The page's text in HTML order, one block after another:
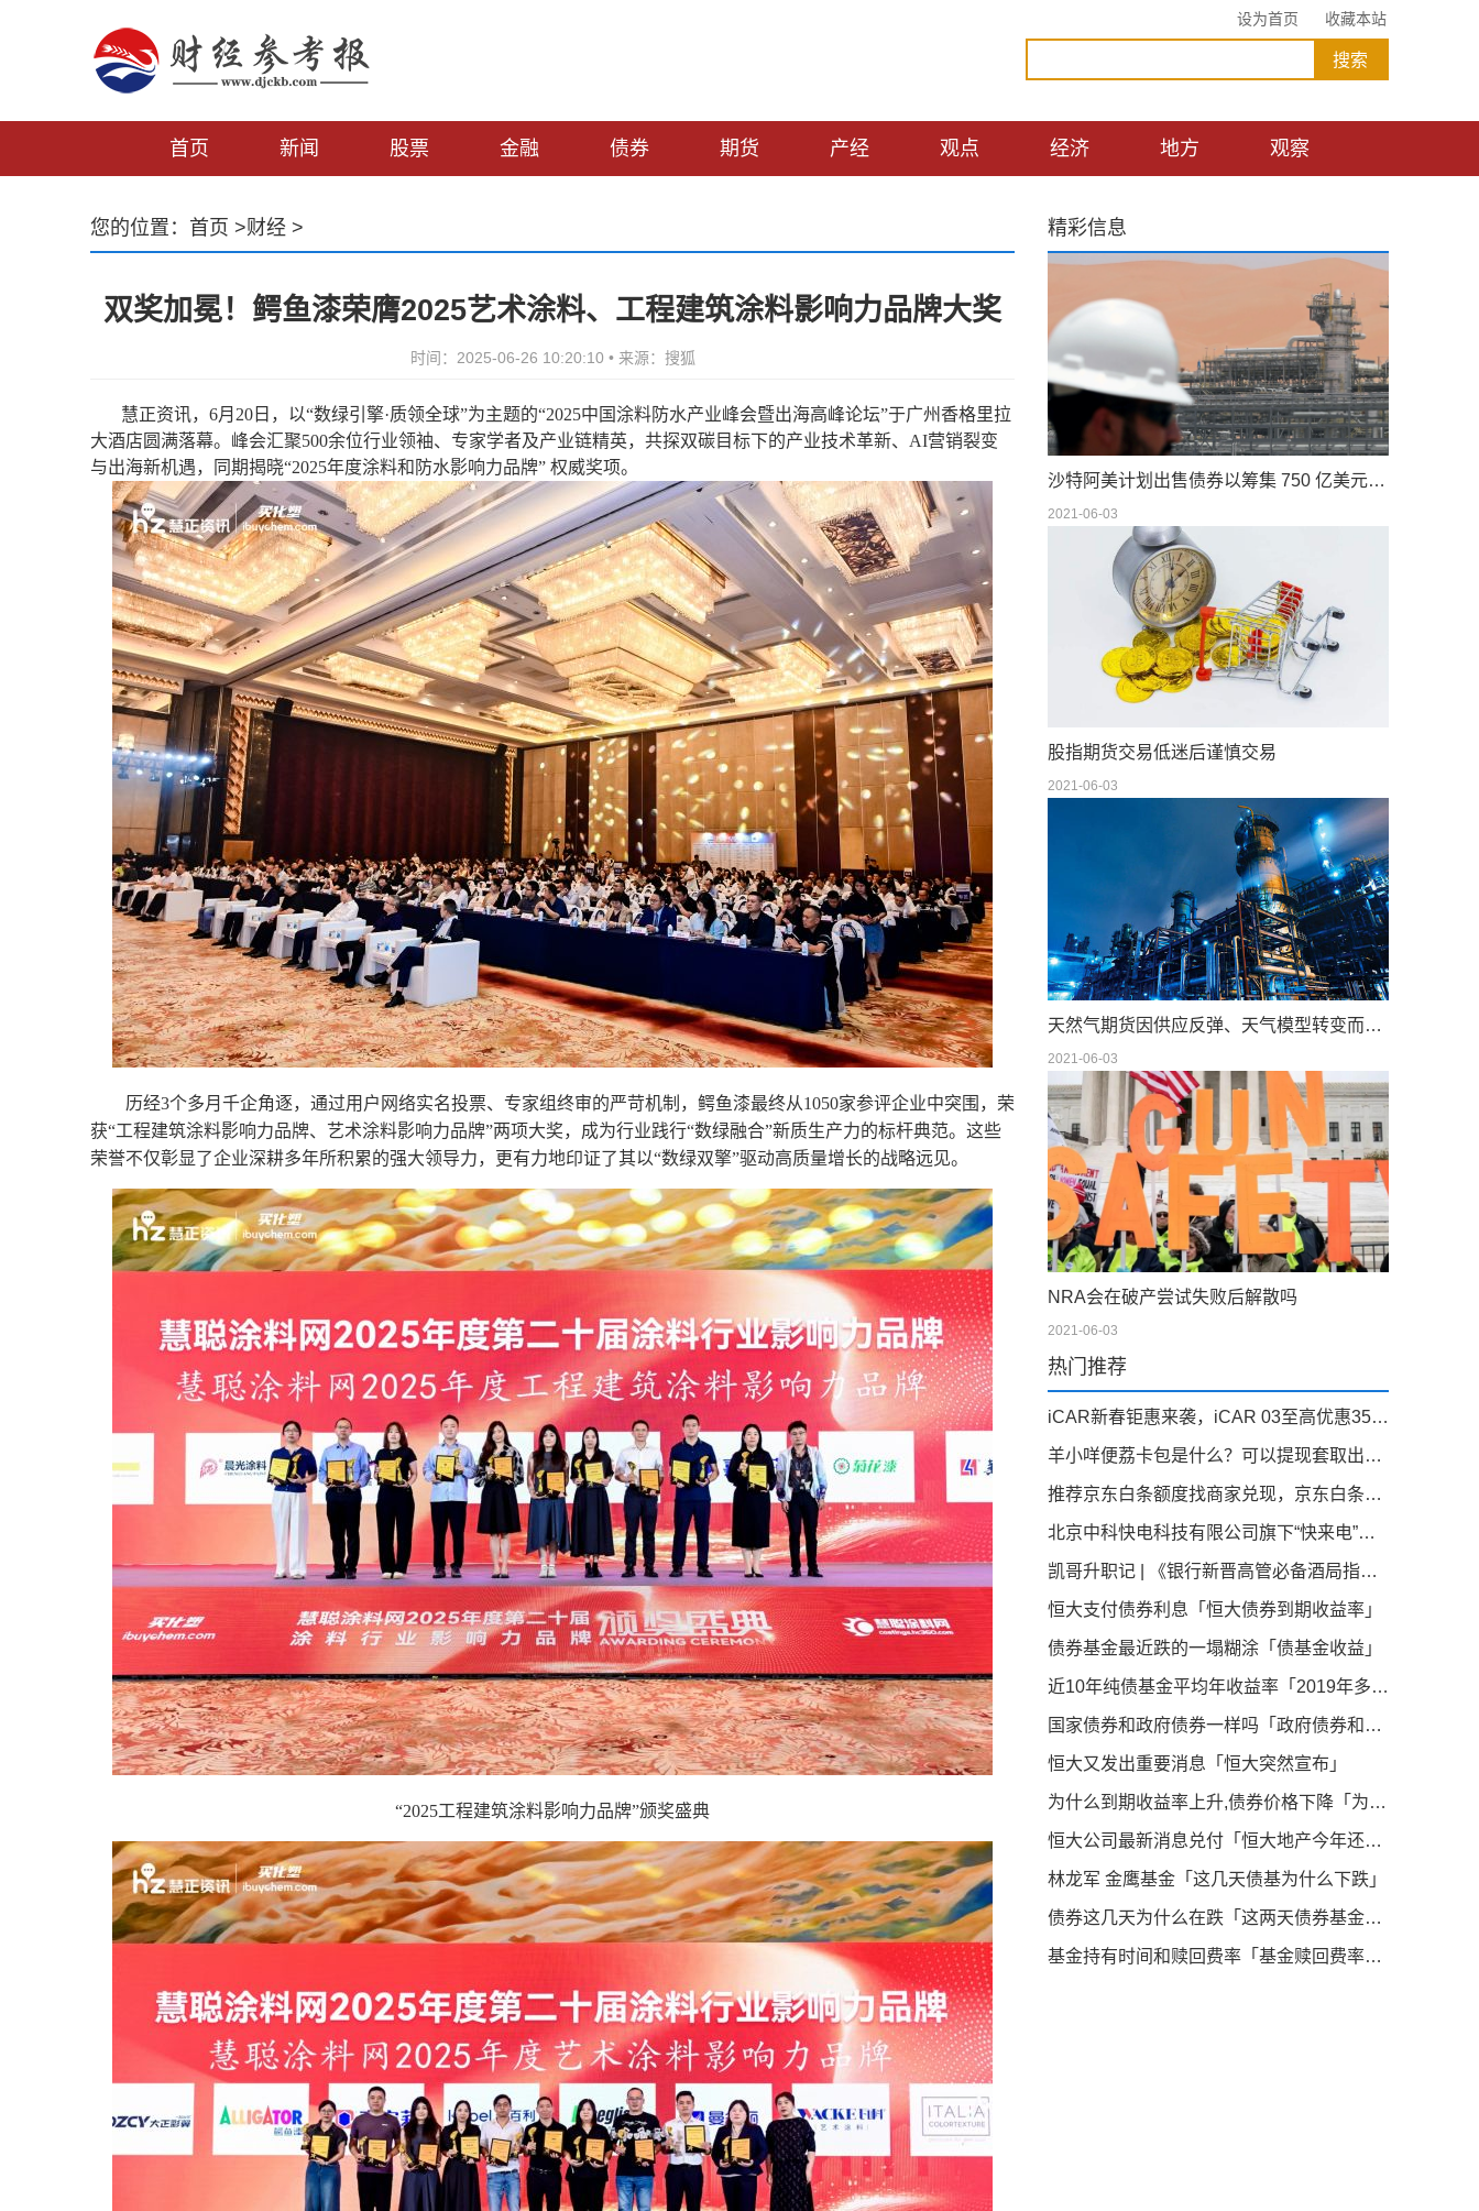
设为首页 收藏本站
首页 新闻 股票 金融 债券 期货 产经 观点 经济 地方 观察
您的位置： 首页 >财经 >
双奖加冕！鳄鱼漆荣膺2025艺术涂料、工程建筑涂料影响力品牌大奖
时间：2025-06-26 10:20:10 • 来源：搜狐
慧正资讯，6月20日，以“数绿引擎·质领全球”为主题的“2025中国涂料防水产业峰会暨出海高峰论坛”于广州香格里拉
大酒店圆满落幕。峰会汇聚500余位行业领袖、专家学者及产业链精英，共探双碳目标下的产业技术革新、AI营销裂变
与出海新机遇，同期揭晓“2025年度涂料和防水影响力品牌” 权威奖项。
历经3个多月千企角逐，通过用户网络实名投票、专家组终审的严苛机制，鳄鱼漆最终从1050家参评企业中突围，荣
获“工程建筑涂料影响力品牌、艺术涂料影响力品牌”两项大奖，成为行业践行“数绿融合”新质生产力的标杆典范。这些
荣誉不仅彰显了企业深耕多年所积累的强大领导力，更有力地印证了其以“数绿双擎”驱动高质量增长的战略远见。
“2025工程建筑涂料影响力品牌”颁奖盛典
精彩信息
沙特阿美计划出售债券以筹集 750 亿美元的股息
2021-06-03
股指期货交易低迷后谨慎交易
2021-06-03
天然气期货因供应反弹、天气模型转变而下滑；现金仍在摇摆
2021-06-03
NRA会在破产尝试失败后解散吗
2021-06-03
热门推荐
iCAR新春钜惠来袭，iCAR 03至高优惠35000元
羊小咩便荔卡包是什么？可以提现套取出来吗，看完你就明白！
推荐京东白条额度找商家兑现，京东白条秒到商家介绍
北京中科快电科技有限公司旗下“快来电”项目：获知名企业中健华程（北京）科技有限公司A轮2500万融资引领新能源汽车充电桩产业新篇章
凯哥升职记 | 《银行新晋高管必备酒局指南》
恒大支付债券利息「恒大债券到期收益率」
债券基金最近跌的一塌糊涂「债基金收益」
近10年纯债基金平均年收益率「2019年多只中长期纯债基金收益率超5 最高收益率38 95 」
国家债券和政府债券一样吗「政府债券和国债的区别」
恒大又发出重要消息「恒大突然宣布」
为什么到期收益率上升,债券价格下降「为什么债券价格和收益率成反比」
恒大公司最新消息兑付「恒大地产今年还会动工吗」
林龙军 金鹰基金「这几天债基为什么下跌」
债券这几天为什么在跌「这两天债券基金怎么回事」
基金持有时间和赎回费率「基金赎回费率一般多少」